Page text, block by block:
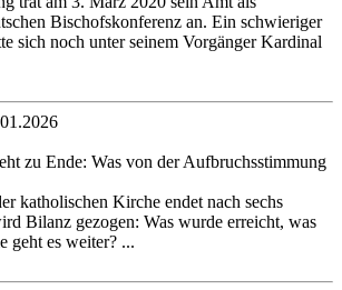
Bischofskonferenz an. Ein schwieriger
sich noch unter seinem Vorgänger Kardinal
zu Ende: Was von der Aufbruchsstimmung
katholischen Kirche endet nach sechs
Bilanz gezogen: Was wurde erreicht, was
geht es weiter? ...